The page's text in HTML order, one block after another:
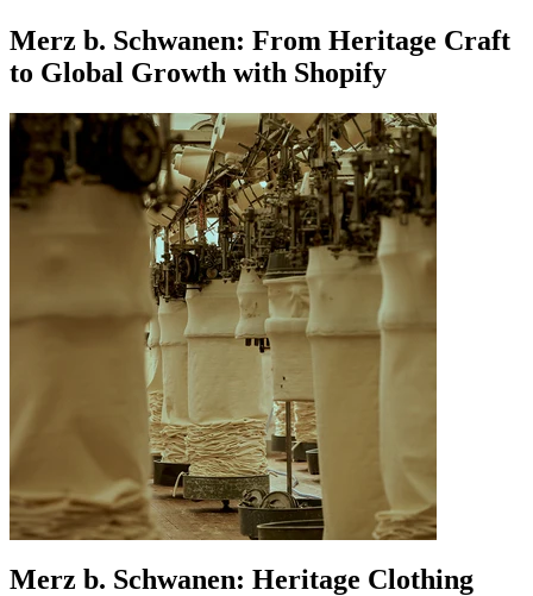
Merz b. Schwanen: From Heritage Craft
to Global Growth with Shopify
Merz b. Schwanen: Heritage Clothing